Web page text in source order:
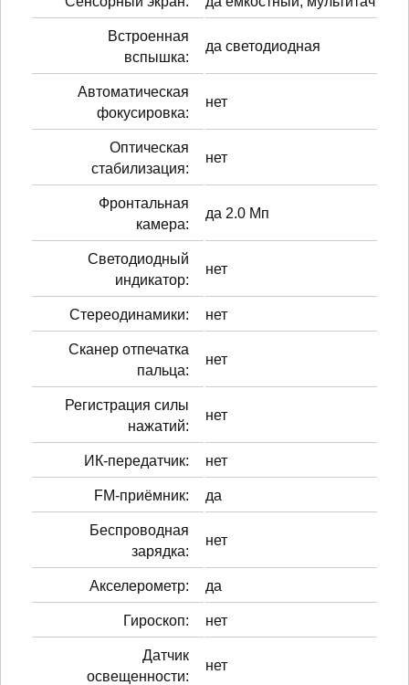
Встроенная
вспышка:
да светодиодная
Автоматическая
фокусировка:
нет
Оптическая
стабилизация:
нет
Фронтальная
камера:
да 2.0 Мп
Светодиодный
индикатор:
нет
Стереодинамики: нет
Сканер отпечатка
пальца:
нет
Регистрация силы
нажатий:
нет
ИК-передатчик: нет
FM-приёмник: да
Беспроводная
зарядка:
нет
Акселерометр: да
Гироскоп: нет
Датчик
освещенности:
нет